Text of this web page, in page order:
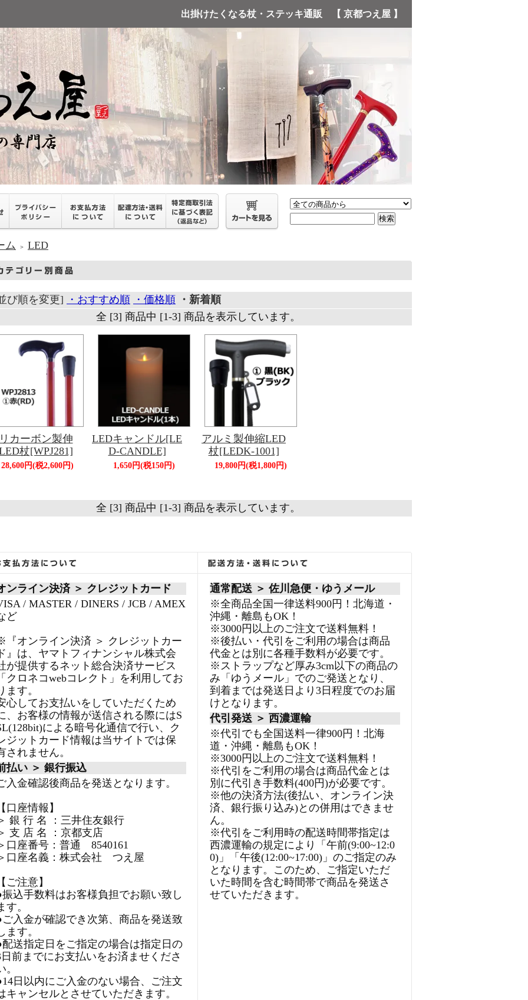
出掛けたくなる杖・ステッキ通販 【 京都つえ屋 】
ム ＞ LED
び順を変更] ・おすすめ順 ・価格順 ・新着順
全 [3] 商品中 [1-3] 商品を表示しています。
カーボン製伸
杖[WPJ281]
28,600円(税2,600円)
LEDキャンドル[LE
D-CANDLE]
1,650円(税150円)
アルミ製伸縮LED
杖[LEDK-1001]
19,800円(税1,800円)
全 [3] 商品中 [1-3] 商品を表示しています。
ンライン決済 ＞ クレジットカード
/ MASTER / DINERS / JCB / AMEX
ど
オンライン決済 ＞ クレジットカー
』は、ヤマトフィナンシャル株式会
が提供するネット総合決済サービス
クロネコwebコレクト」を利用してお
ます。
心してお支払いをしていただくため
、お客様の情報が送信される際にはS
による暗号化通信で行い、ク
ジットカード情報は当サイトでは保
されません。
払い ＞ 銀行振込
入金確認後商品を発送となります。
口座情報】
銀 行 名 ：三井住友銀行
支 店 名 ：京都支店
口座番号：普通 8540161
口座名義：株式会社 つえ屋
ご注意】
込手数料はお客様負担でお願い致し
す。
入金が確認でき次第、商品を発送致
ます。
送指定日をご指定の場合は指定日の
前までにお支払いをお済ませくださ
。
日以内にご入金のない場合、ご注文
キャンセルとさせていただきます。
通常配送 ＞ 佐川急便・ゆうメール
※全商品全国一律送料900円！北海道・
沖縄・離島もOK！
※3000円以上のご注文で送料無料！
※後払い・代引をご利用の場合は商品
代金とは別に各種手数料が必要です。
※ストラップなど厚み3cm以下の商品の
み「ゆうメール」でのご発送となり、
到着までは発送日より3日程度でのお届
けとなります。
代引発送 ＞ 西濃運輸
※代引でも全国送料一律900円！北海
道・沖縄・離島もOK！
※3000円以上のご注文で送料無料！
※代引をご利用の場合は商品代金とは
別に代引き手数料(400円)が必要です。
※他の決済方法(後払い、オンライン決
済、銀行振り込み)との併用はできませ
ん。
※代引をご利用時の配送時間帯指定は
西濃運輸の規定により「午前(9:00~12:0
0)」「午後(12:00~17:00)」のご指定のみ
となります。このため、ご指定いただ
いた時間を含む時間帯で商品を発送さ
せていただきます。